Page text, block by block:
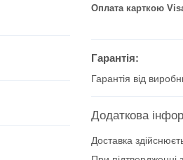
Оплата карткою
Гарантія:
Гарантія від
Доставка